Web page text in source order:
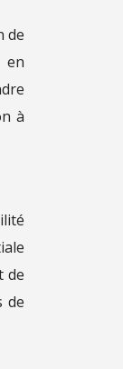
de
en
à
de
de